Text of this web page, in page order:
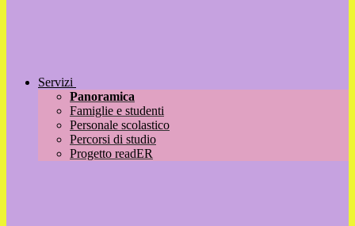
Servizi
Panoramica
Famiglie e studenti
Personale scolastico
Percorsi di studio
Progetto readER